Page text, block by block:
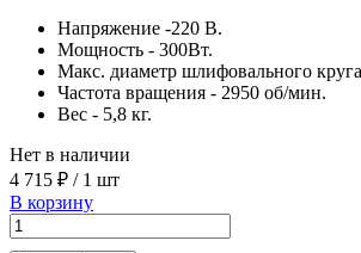
Напряжение -220 В.
Мощность - 300Вт.
Макс. диаметр шлифовального
Частота вращения - 2950 об/мин.
Вес - 5,8 кг.
Нет в наличии
4 715 ₽ / 1 шт
В корзину